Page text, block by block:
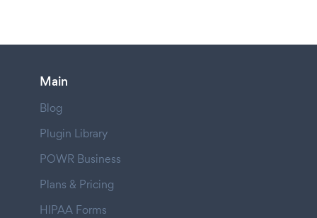
Main
Blog
Plugin Library
POWR Business
Plans & Pricing
HIPAA Forms